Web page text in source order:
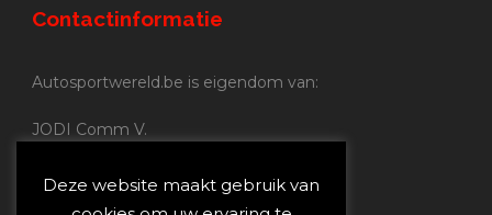
Contactinformatie
Autosportwereld.be is eigendom van:
JODI Comm V.
Nijverheidsstraat 70
2160 Wommelgem
Deze website maakt gebruik van